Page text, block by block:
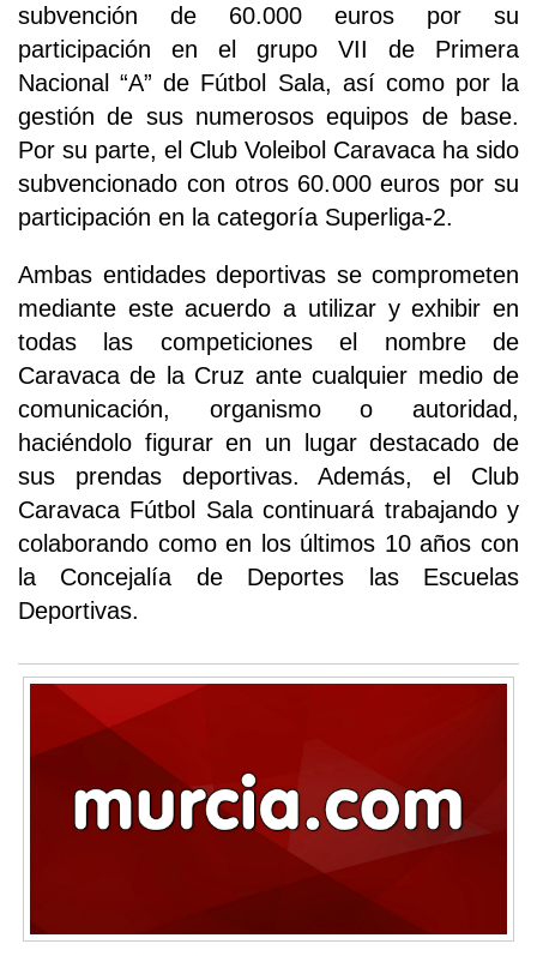
subvención de 60.000 euros por su
participación en el grupo VII de Primera
Nacional “A” de Fútbol Sala, así como por la
gestión de sus numerosos equipos de base.
Por su parte, el Club Voleibol Caravaca ha sido
subvencionado con otros 60.000 euros por su
participación en la categoría Superliga-2.
Ambas entidades deportivas se comprometen
mediante este acuerdo a utilizar y exhibir en
todas las competiciones el nombre de
Caravaca de la Cruz ante cualquier medio de
comunicación, organismo o autoridad,
haciéndolo figurar en un lugar destacado de
sus prendas deportivas. Además, el Club
Caravaca Fútbol Sala continuará trabajando y
colaborando como en los últimos 10 años con
la Concejalía de Deportes las Escuelas
Deportivas.